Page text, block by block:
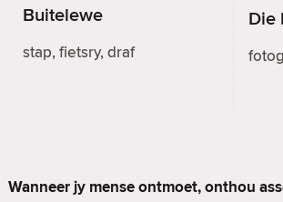
Buitelewe
stap, fietsry, draf
Die
Wanneer jy mense ontmoet, onthou